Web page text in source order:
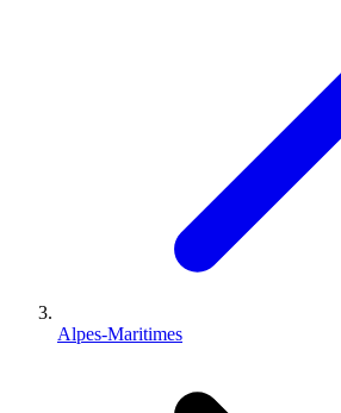
Alpes-Maritimes